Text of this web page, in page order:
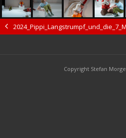
Copyright Stefan